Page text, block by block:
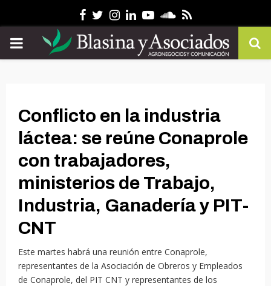
Facebook
Twitter
Instagram
Linkedin
YoutubeSoundcloud
Rss
PRIMARY
Conflicto en la industria
láctea: se reúne Conaprole
con trabajadores,
ministerios de Trabajo,
Industria, Ganadería y PIT-
CNT
Este martes habrá una reunión entre Conaprole,
representantes de la Asociación de Obreros y Empleados
de Conaprole, del PIT CNT y representantes de los